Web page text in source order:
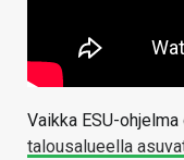
Vaikka ESU-
talousalueella